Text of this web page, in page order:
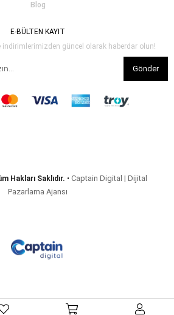
Blog
E-BÜLTEN KAYIT
indirimlerimizden güncel olarak haberdar olun!
Gönder
Hakları Saklıdır. • Captain Digital | Dijital
Pazarlama Ajansı